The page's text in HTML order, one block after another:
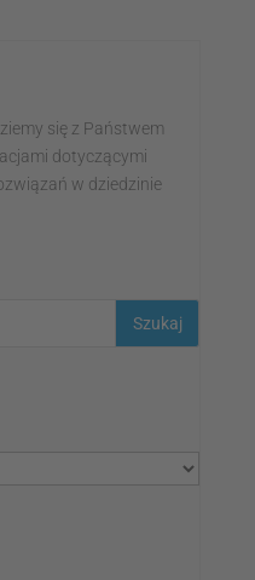
się z Państwem
dotyczącymi
w dziedzinie